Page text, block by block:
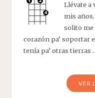
Llévate a
mis
solito me
corazón pa’ soportar
tenía pa’ otras tierras
VER